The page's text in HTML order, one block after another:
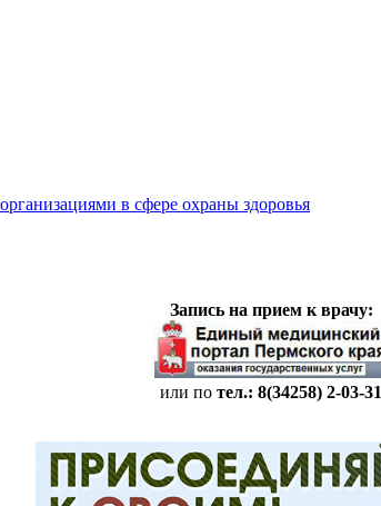
в сфере охраны здоровья
Запись на прием к врачу:
или по тел.: 8(34258) 2-03-31